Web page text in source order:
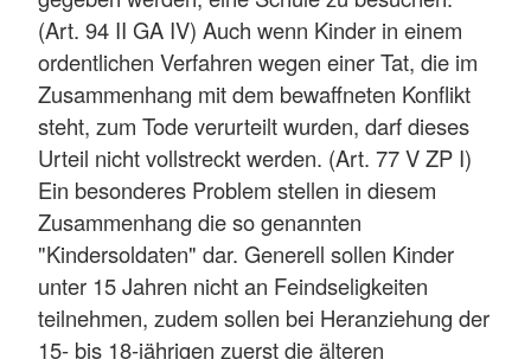
(Art. 94 II GA IV) Auch wenn Kinder in einem
ordentlichen Verfahren wegen einer Tat, die im
Zusammenhang mit dem bewaffneten Konflikt
steht, zum Tode verurteilt wurden, darf dieses
Urteil nicht vollstreckt werden. (Art. 77 V ZP I)
Ein besonderes Problem stellen in diesem
Zusammenhang die so genannten
"Kindersoldaten" dar. Generell sollen Kinder
unter 15 Jahren nicht an Feindseligkeiten
teilnehmen, zudem sollen bei Heranziehung der
15- bis 18-jährigen zuerst die älteren